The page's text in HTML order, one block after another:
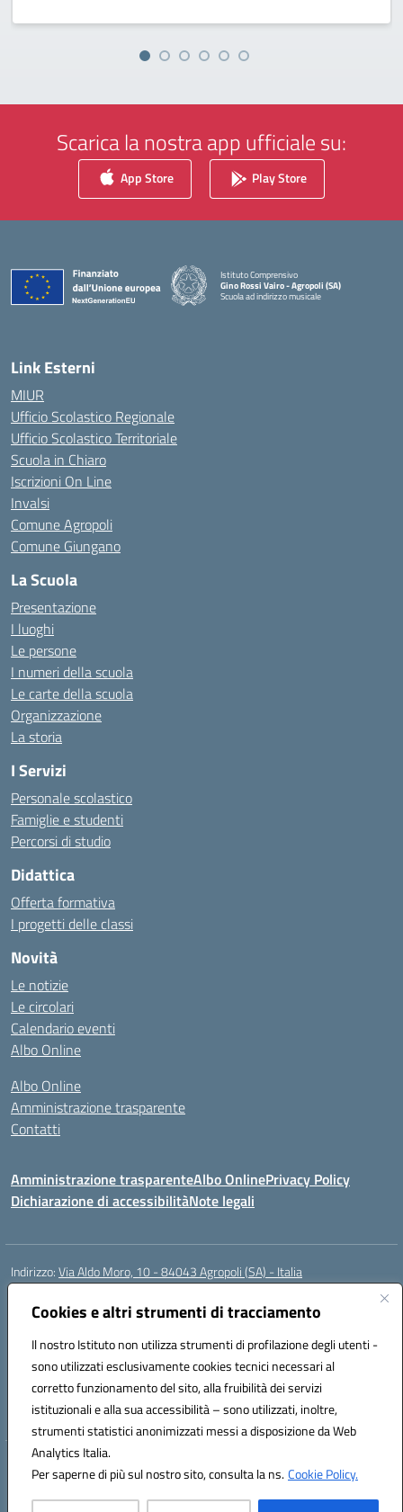
Cookies e altri strumenti di tracciamento
Il nostro Istituto non utilizza strumenti di profilazione degli utenti -
sono utilizzati esclusivamente cookies tecnici necessari al
corretto funzionamento del sito, alla fruibilità dei servizi
istituzionali e alla sua accessibilità – sono utilizzati, inoltre,
strumenti statistici anonimizzati messi a disposizione da Web
Analytics Italia.
Per saperne di più sul nostro sito, consulta la ns.Cookie Policy.
Scarica la nostra app ufficiale su:
App Store Play Store
Istituto Comprensivo
Gino Rossi Vairo - Agropoli (SA)
Scuola ad indirizzo musicale
Link Esterni
MIUR
Ufficio Scolastico Regionale
Ufficio Scolastico Territoriale
Scuola in Chiaro
Iscrizioni On Line
Invalsi
Comune Agropoli
Comune Giungano
La Scuola
Presentazione
I luoghi
Le persone
I numeri della scuola
Le carte della scuola
Organizzazione
La storia
I Servizi
Personale scolastico
Famiglie e studenti
Percorsi di studio
Didattica
Offerta formativa
I progetti delle classi
Novità
Le notizie
Le circolari
Calendario eventi
Albo Online
Albo Online
Amministrazione trasparente
Contatti
Amministrazione trasparenteAlbo OnlinePrivacy Policy
Dichiarazione di accessibilitàNote legali
Indirizzo:Via Aldo Moro, 10 - 84043 Agropoli (SA) - Italia
Centralino:
Posta elettronica certificata (PEC):saic8at00d@pec.istruzione.it
Codice fiscale: 90009620650
Codice meccanografico:SAIC8AT00D
Codice Indice delle Pubbliche Amministrazioni (IPA): istsc_saic8at00d
Codice unico di fatturazione (CUF): UF1K7E
Hosting & Powered by 3D Solution S.r.l.
Concept & Design by Designers Italia